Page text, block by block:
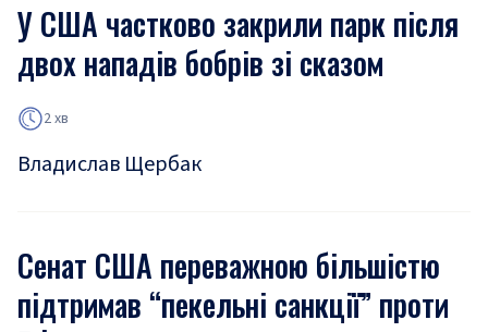
У США частково закрили парк після
двох нападів бобрів зі сказом
2 хв
Владислав Щербак
Сенат США переважною більшістю
підтримав “пекельні санкції” проти